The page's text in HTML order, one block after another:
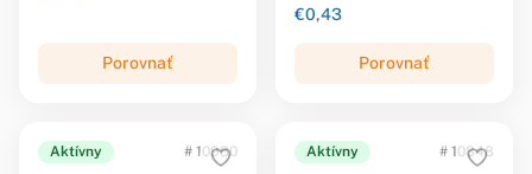
Porovnať
€0,43
Porovnať
Aktívny # 10980 Aktívny # 10848